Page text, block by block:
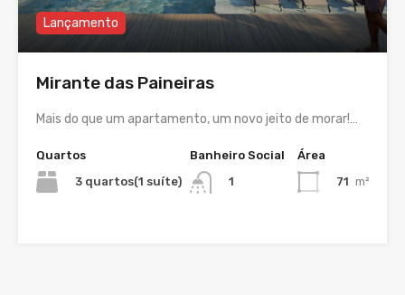
Lançamento
Mirante das Paineiras
Mais do que um apartamento, um novo jeito de morar!…
Quartos
3 quartos(1 suíte)
Banheiro Social
1
Área
71 m²